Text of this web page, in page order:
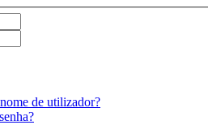
de utilizador?